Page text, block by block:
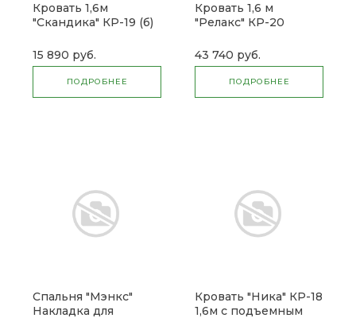
Кровать 1,6м
"Скандика" КР-19 (б)
15 890 руб.
ПОДРОБНЕЕ
Кровать 1,6 м
"Релакс" КР-20
43 740 руб.
ПОДРОБНЕЕ
Спальня "Мэнкс"
Накладка для
Кровать "Ника" КР-18
1,6м с подъемным